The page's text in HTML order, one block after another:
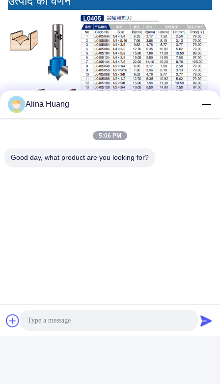
Alina Huang
5:06 PM
Good day, what product are you looking for?